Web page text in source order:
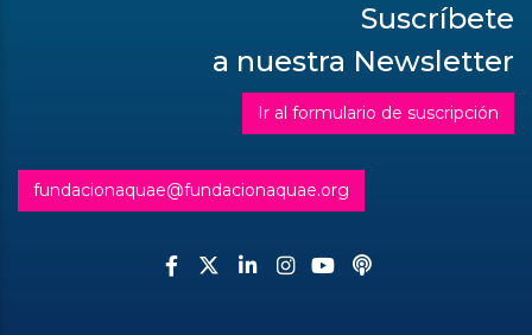
Suscríbete
a nuestra Newsletter
Ir al formulario de suscripción
fundacionaquae@fundacionaquae.org